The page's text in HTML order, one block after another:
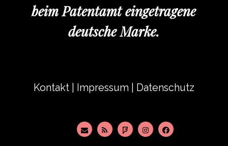
beim Patentamt eingetragene
deutsche Marke.
Kontakt Impressum Datenschutz